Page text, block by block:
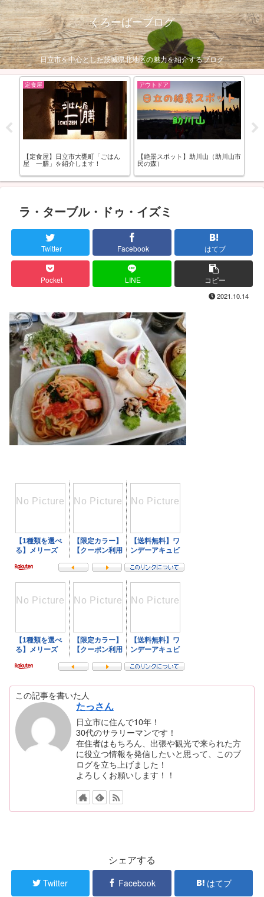
くろーばーブログ
日立市を中心とした茨城県北地区の魅力を紹介するブログ
定食屋
【定食屋】日立市大甕町「ごはん
屋 一膳」を紹介します！
アウトドア
【絶景スポット】助川山（助川山市
民の森）
ラ・ターブル・ドゥ・イズミ
Twitter Facebook はてブ
Pocket LINE コピー
2021.10.14
この記事を書いた人
たっさん
日立市に住んで10年！
30代のサラリーマンです！
在住者はもちろん、出張や観光で来られた方
に役立つ情報を発信したいと思って、このブ
ログを立ち上げました！
よろしくお願いします！！
シェアする
Twitter Facebook はてブ